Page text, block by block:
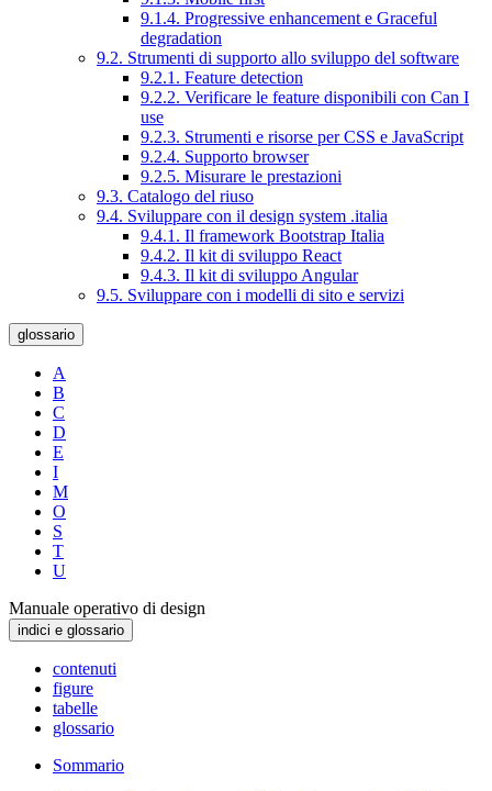
9.1.4. Progressive enhancement e Graceful
degradation
9.2. Strumenti di supporto allo sviluppo del software
9.2.1. Feature detection
9.2.2. Verificare le feature disponibili con Can I
use
9.2.3. Strumenti e risorse per CSS e JavaScript
9.2.4. Supporto browser
9.2.5. Misurare le prestazioni
9.3. Catalogo del riuso
9.4. Sviluppare con il design system .italia
9.4.1. Il framework Bootstrap Italia
9.4.2. Il kit di sviluppo React
9.4.3. Il kit di sviluppo Angular
9.5. Sviluppare con i modelli di sito e servizi
glossario
A
B
C
D
E
I
M
O
S
T
U
Manuale operativo di design
indici e glossario
contenuti
figure
tabelle
glossario
Sommario